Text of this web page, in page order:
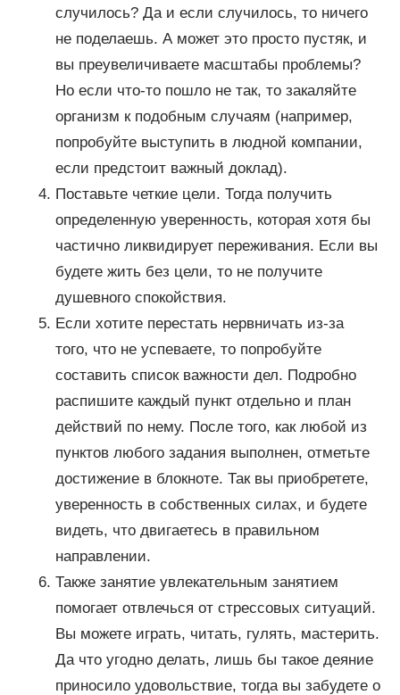
случилось? Да и если случилось, то ничего
не поделаешь. А может это просто пустяк, и
вы преувеличиваете масштабы проблемы?
Но если что-то пошло не так, то закаляйте
организм к подобным случаям (например,
попробуйте выступить в людной компании,
если предстоит важный доклад).
Поставьте четкие цели. Тогда получить
определенную уверенность, которая хотя бы
частично ликвидирует переживания. Если вы
будете жить без цели, то не получите
душевного спокойствия.
Если хотите перестать нервничать из-за
того, что не успеваете, то попробуйте
составить список важности дел. Подробно
распишите каждый пункт отдельно и план
действий по нему. После того, как любой из
пунктов любого задания выполнен, отметьте
достижение в блокноте. Так вы приобретете,
уверенность в собственных силах, и будете
видеть, что двигаетесь в правильном
направлении.
Также занятие увлекательным занятием
помогает отвлечься от стрессовых ситуаций.
Вы можете играть, читать, гулять, мастерить.
Да что угодно делать, лишь бы такое деяние
приносило удовольствие, тогда вы забудете о